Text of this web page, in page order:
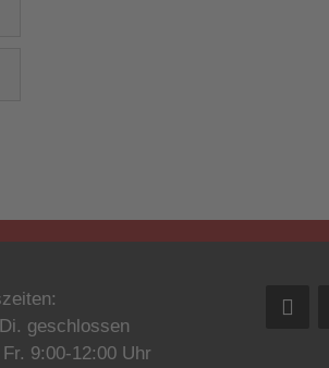
geschlossen
9:00-12:00 Uhr